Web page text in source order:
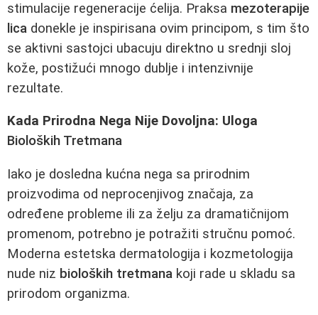
stimulacije regeneracije ćelija. Praksa mezoterapije
lica donekle je inspirisana ovim principom, s tim što
se aktivni sastojci ubacuju direktno u srednji sloj
kože, postižući mnogo dublje i intenzivnije
rezultate.
Kada Prirodna Nega Nije Dovoljna: Uloga
Bioloških Tretmana
Iako je dosledna kućna nega sa prirodnim
proizvodima od neprocenjivog značaja, za
određene probleme ili za želju za dramatičnijom
promenom, potrebno je potražiti stručnu pomoć.
Moderna estetska dermatologija i kozmetologija
nude niz bioloških tretmana koji rade u skladu sa
prirodom organizma.